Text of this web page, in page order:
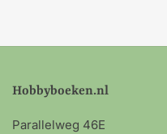
Hobbyboeken.nl
Parallelweg 46E